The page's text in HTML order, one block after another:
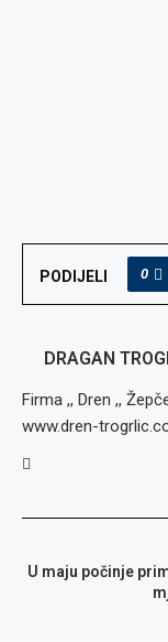
PODIJELI 0
DRAGAN
Firma ,, Dren ,,
www.dren-
U maju počinje